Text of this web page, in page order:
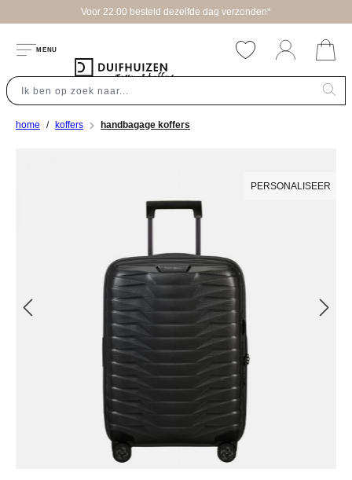
Voor 22.00 besteld dezelfde dag verzonden*
MENU
home koffers handbagage koffers
PERSONALISEER